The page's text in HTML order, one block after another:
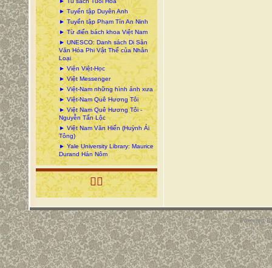
► Tuyển tập Duyên Anh
► Tuyển tập Phạm Tín An Ninh
► Từ điển bách khoa Việt Nam
► UNESCO: Danh sách Di Sản
Văn Hóa Phi Vật Thể của Nhân
Loại
► Viện Việt-Học
► Việt Messenger
► Việt-Nam những hình ảnh xưa
► Việt-Nam Quê Hương Tôi
► Việt Nam Quê Hương Tôi -
Nguyễn Tấn Lộc
► Việt Nam Văn Hiến (Huỳnh Ái
Tông)
► Yale University Library: Maurice
Durand Hán Nôm

Powered